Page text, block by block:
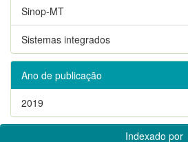
Sinop-MT
Sistemas integrados
Ano de publicação
2019
Indexado por